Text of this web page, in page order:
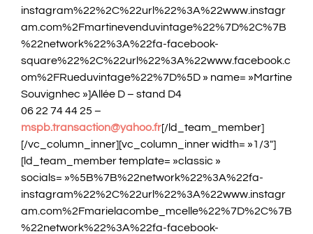
instagram%22%2C%22url%22%3A%22www.instagr
am.com%2Fmartinevenduvintage%22%7D%2C%7B
%22network%22%3A%22fa-facebook-
square%22%2C%22url%22%3A%22www.facebook.c
om%2FRueduvintage%22%7D%5D » name= »Martine
Souvignhec »]Allée D – stand D4
06 22 74 44 25 –
mspb.transaction@yahoo.fr[/ld_team_member]
[/vc_column_inner][vc_column_inner width= »1/3″]
[ld_team_member template= »classic »
socials= »%5B%7B%22network%22%3A%22fa-
instagram%22%2C%22url%22%3A%22www.instagr
am.com%2Fmarielacombe_mcelle%22%7D%2C%7B
%22network%22%3A%22fa-facebook-